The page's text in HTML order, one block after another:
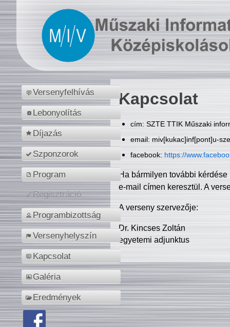
Versenyfelhívás
Lebonyolítás
Díjazás
Szponzorok
Program
Regisztráció
Programbizottság
Versenyhelyszín
Kapcsolat
Galéria
Eredmények
Kapcsolat
cím: SZTE TTIK Műszaki
email: miv[kukac]inf[pont]u-
facebook: https://
Ha bármilyen további
e-mail címen keresztül. A
A verseny szervezője:
Dr. Kincses Zoltán
egyetemi adjunktus